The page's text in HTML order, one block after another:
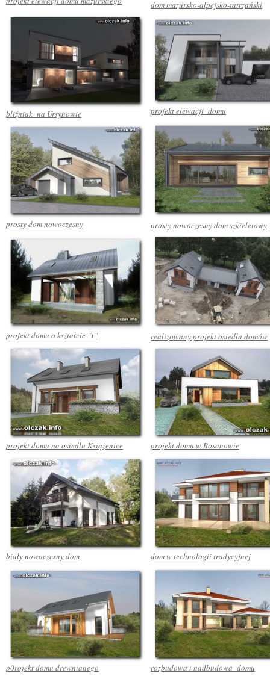
dom mazursko-alpejsko-tatrzański
bliźniak na Ursynowie projekt elewacji domu
prosty dom nowoczesny prosty nowoczesny dom szkieletowy
projekt domu o kształcie "T" realizowany projekt osiedla domów
projekt domu na osiedlu Książenice projekt domu w Rosanowie
biały nowoczesny dom dom w technologii tradycyjnej
p0rojekt domu drewnianego rozbudowa i nadbudowa domu